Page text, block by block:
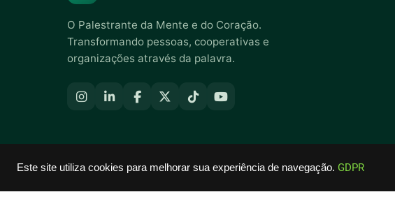
Este site utiliza cookies para melhorar sua experiência de navegação. GDPR
O Palestrante da Mente e do Coração.
Transformando pessoas, cooperativas e
organizações através da palavra.
© 2026